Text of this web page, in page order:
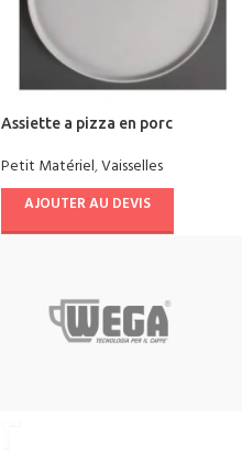
Assiette a pizza en porc
Petit Matériel,Vaisselles
AJOUTER AU DEVIS